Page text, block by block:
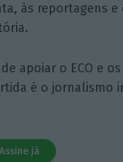
às reportagens e
apoiar o ECO e
é o jornalismo
Assine já